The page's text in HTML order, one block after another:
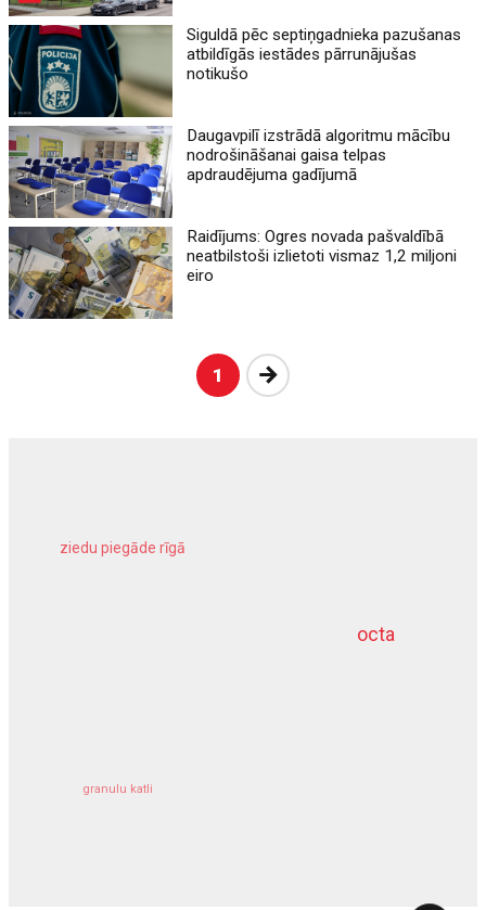
Siguldā pēc septiņgadnieka pazušanas
atbildīgās iestādes pārrunājušas
notikušo
Daugavpilī izstrādā algoritmu mācību
nodrošināšanai gaisa telpas
apdraudējuma gadījumā
Raidījums: Ogres novada pašvaldībā
neatbilstoši izlietoti vismaz 1,2 miljoni
eiro
1 Nākošā
octa
ziedu piegāde rīgā
granulu katli
dziļurbums